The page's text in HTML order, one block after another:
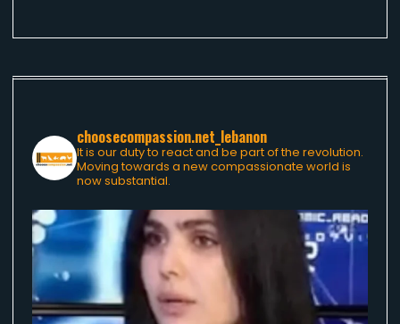
choosecompassion.net_lebanon
It is our duty to react and be part of the revolution.
Moving towards a new compassionate world is
now substantial.